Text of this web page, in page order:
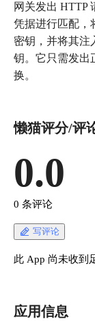
网关发出 HTTP
凭据进行匹配，
密钥，并将其注
钥。它只需发出
换。
懒猫评分/评
0.0
0 条评论
写评论
此 App 尚未收到
应用信息